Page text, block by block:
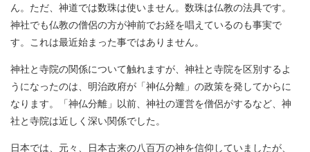
ん。ただ、神道では数珠は使いません。数珠は仏教の法具です。
神社でも仏教の僧侶の方が神前でお経を唱えているのも事実で
す。これは最近始まった事ではありません。
神社と寺院の関係について触れますが、神社と寺院を区別するよ
うになったのは、明治政府が「神仏分離」の政策を発してからに
なります。「神仏分離」以前、神社の運営を僧侶がするなど、神
社と寺院は近しく深い関係でした。
日本では、元々、日本古来の八百万の神を信仰していましたが、